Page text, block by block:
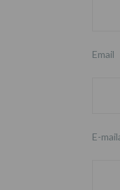
Email
E-